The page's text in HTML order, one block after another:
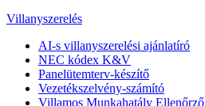
Villanyszerelés
AI-s villanyszerelési ajánlatíró
NEC kódex K&V
Panelütemterv-készítő
Vezetékszelvény-számító
Villamos Munkahatály Ellenőrző